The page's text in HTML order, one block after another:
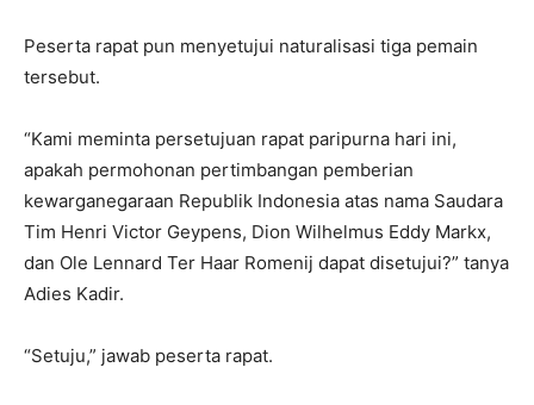
Peserta rapat pun menyetujui naturalisasi tiga pemain
tersebut.
“Kami meminta persetujuan rapat paripurna hari ini,
apakah permohonan pertimbangan pemberian
kewarganegaraan Republik Indonesia atas nama Saudara
Tim Henri Victor Geypens, Dion Wilhelmus Eddy Markx,
dan Ole Lennard Ter Haar Romenij dapat disetujui?” tanya
Adies Kadir.
“Setuju,” jawab peserta rapat.